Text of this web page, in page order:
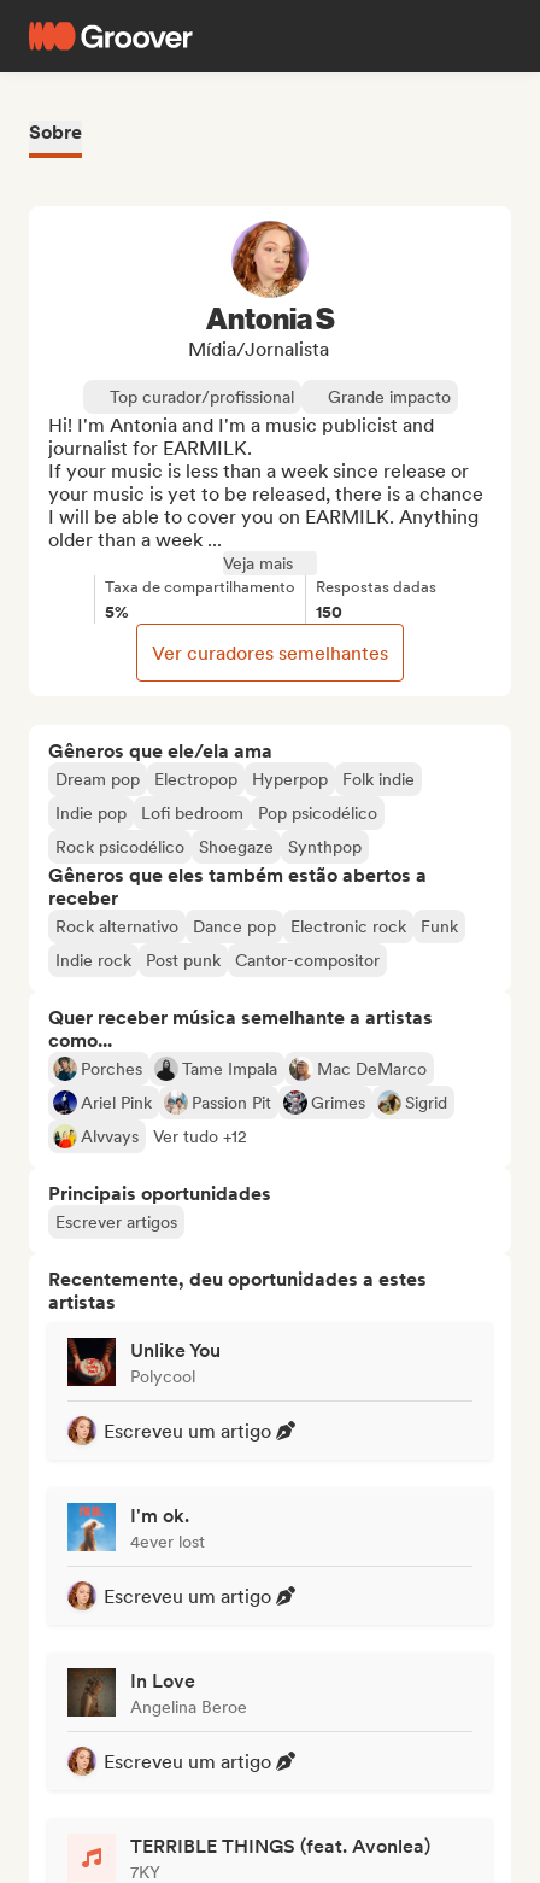
Sobre
Gêneros que ele/ela ama
Dream pop Electropop Hyperpop
Folk indie
Indie pop
Lofi bedroom
Pop psicodélico
Rock psicodélico
Shoegaze Synthpop
Gêneros que eles também estão abertos a
receber
Rock alternativo Dance pop Electronic rock
Funk
Indie rock
Post punk Cantor-compositor
Quer receber música semelhante a artistas
como...
Porches Tame Impala
Mac DeMarco
Ariel Pink
Passion Pit Grimes
Sigrid
Alvvays
Ver tudo +12
Principais oportunidades
Escrever artigos
Recentemente, deu oportunidades a estes
artistas
Unlike You
Polycool
Escreveu um artigo
I'm ok.
4ever lost
Escreveu um artigo
In Love
Angelina Beroe
Escreveu um artigo
TERRIBLE THINGS (feat. Avonlea)
7KY
Antonia S
Mídia/Jornalista
Top curador/profissional Grande impacto
Hi! I'm Antonia and I'm a music publicist and
journalist for EARMILK.
If your music is less than a week since release or
your music is yet to be released, there is a chance
I will be able to cover you on EARMILK. Anything
older than a week ...
Veja mais
Taxa de compartilhamento
5%
Respostas dadas
150
Ver curadores semelhantes